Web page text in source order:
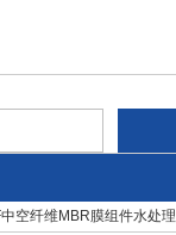
空纤维MBR膜组件水处理